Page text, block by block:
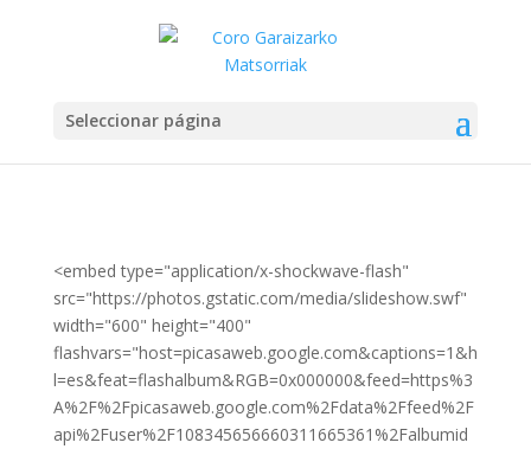
Seleccionar página
<embed type="application/x-shockwave-flash"
src="https://photos.gstatic.com/media/slideshow.swf"
width="600" height="400"
flashvars="host=picasaweb.google.com&captions=1&h
l=es&feat=flashalbum&RGB=0x000000&feed=https%3
A%2F%2Fpicasaweb.google.com%2Fdata%2Ffeed%2F
api%2Fuser%2F108345656660311665361%2Falbumid